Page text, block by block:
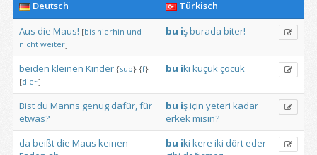
Deutsch
Türkisch
Aus die Maus! [bis hierhin und
nicht weiter]
bu işburada biter!
beiden kleinen Kinder {sub} {f}
[die~]
bu iki küçük çocuk
Bist du Manns genug dafür,für
etwas?
bu işiçin yeteri kadar
erkekmisin?
da beißt die Maus keinen
bu iki kere iki dört eder